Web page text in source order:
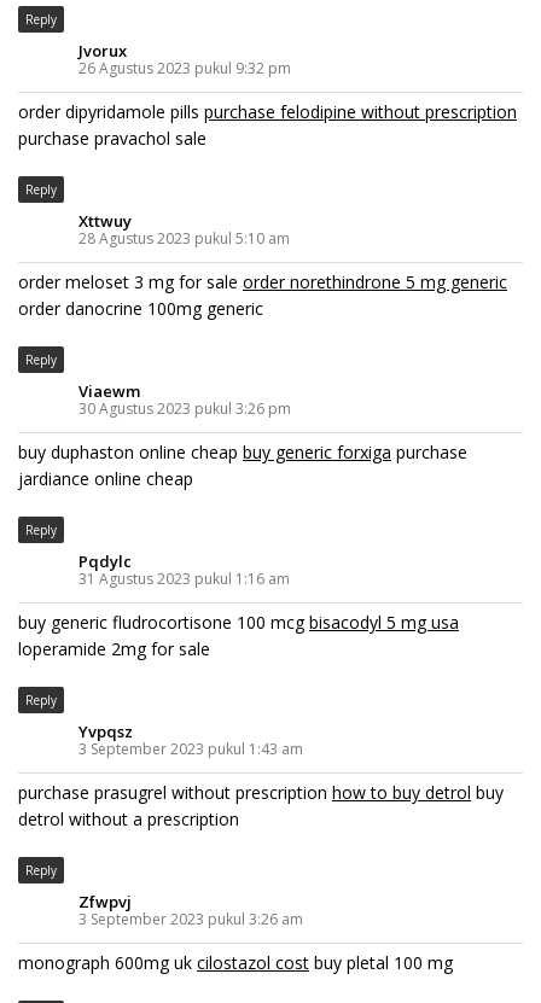
Reply
Jvorux
26 Agustus 2023 pukul 9:32 pm
order dipyridamole pills purchase felodipine without prescription
purchase pravachol sale
Reply
Xttwuy
28 Agustus 2023 pukul 5:10 am
order meloset 3 mg for sale order norethindrone 5 mg generic
order danocrine 100mg generic
Reply
Viaewm
30 Agustus 2023 pukul 3:26 pm
buy duphaston online cheap buy generic forxiga purchase
jardiance online cheap
Reply
Pqdylc
31 Agustus 2023 pukul 1:16 am
buy generic fludrocortisone 100 mcgbisacodyl 5 mg usa
loperamide 2mg for sale
Reply
Yvpqsz
3 September 2023 pukul 1:43 am
purchase prasugrel without prescription how to buy detrol buy
detrol without a prescription
Reply
Zfwpvj
3 September 2023 pukul 3:26 am
monograph 600mg uk cilostazol cost buy pletal 100 mg